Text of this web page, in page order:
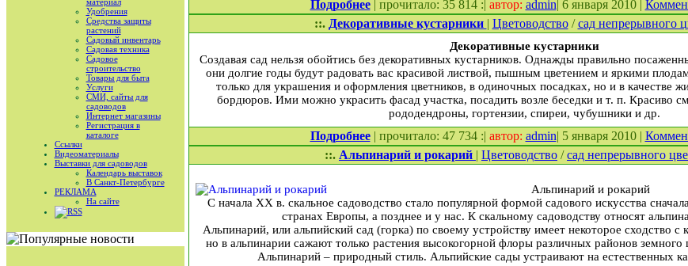
Удобрения
Средства защиты
растений
Садовый инвентарь
Садовая техника
Садовое
строительство
Товары для быта
Услуги
СМИ, сайты для
садоводов
Интернет магазины
Регистрация в
каталоге
Ссылки
Видеоматериалы
Выставки для садоводов
Календарь выставок
В Санкт-Петербурге
РЕКЛАМА
На сайте
RSS
Подробнее| прочитало: 35 814 :| автор: admin| 6 января 2010 |
::. Декоративные кустарники | Цветоводство/сад непрерывного
Декоративные кустарники
Создавая сад нельзя обойтись без декоративных кустарников. Однажды правильно
они долгие годы будут радовать вас красивой листвой, пышным цветением и яркими
только для украшения и оформления цветников, в одиночных посадках, но и в качестве
бордюров. Ими можно украсить фасад участка, посадить возле беседки и т. п. Красиво
рододендроны, гортензии, спиреи, чубушники и др.
Подробнее| прочитало: 47 734 :| автор: admin| 5 января 2010 |
::. Альпинарий и рокарий | Цветоводство /сад непрерывного
Альпинарий и рокарий
С начала ХХ в. скальное садоводство стало популярной формой садового искусства
странах Европы, а позднее и у нас. К скальному садоводству относят
Альпинарий, или альпийский сад (горка) по своему устройству имеет некоторое сходство
но в альпинарии сажают только растения высокогорной флоры различных районов
Альпинарий – природный стиль. Альпийские сады устраивают на естественных